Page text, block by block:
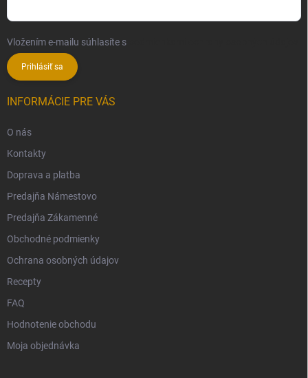
Vložením e-mailu súhlasíte s
Prihlásiť sa
INFORMÁCIE PRE VÁS
O nás
Kontakty
Doprava a platba
Predajňa Námestovo
Predajňa Zákamenné
Obchodné podmienky
Ochrana osobných údajov
Recepty
FAQ
Hodnotenie obchodu
Moja objednávka